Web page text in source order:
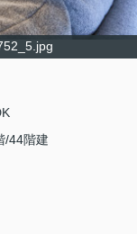
/44階建